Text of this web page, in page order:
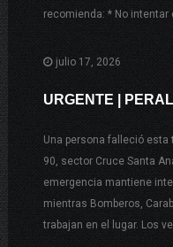
recomienda: * No
julio 17, 2026
URGENTE |
Una persona falleció esta
90, sector Cruce Santa
emergencia mantiene
mientras Bomberos,
trabajan en el lugar. Los